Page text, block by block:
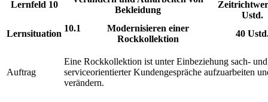
Lernfeld 10
Bekleidung
Ustd.
Lernsituation
10.1
Modernisieren einer
Rockkollektion
40
Auftrag
Eine Rockkollektion ist unter Einbeziehung sach- und
serviceorientierter Kundengespräche aufzuarbeiten
verändern.